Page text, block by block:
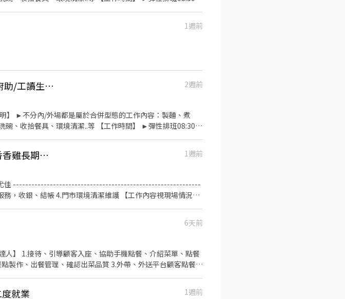
1週前
[日商 丸亀製麵]遠雄新竹店(058) -長期兼職人員/廚助/工讀生/彈性排班
2週前
】 ►不分內/外場都是屬於合併型態的工作內容：製麵、煮
、收拾餐具、環境清潔..等 【工作時間】 ►彈性排班08:30-
📢【新竹廟前店門市】時薪最高可達$225🍗繼光香香雞長期門市服務員
1週前
驗尤佳 -------------------------------------------------------------
，收銀、結帳 4.門市環境清潔維護 【工作內容視現場情況調
6天前
人】 1.接待、引導顧客入座、協助手機點餐、介紹菜單、點餐
製作、出餐管理、確認出菜品質 3.外帶、外送平台顧客點餐服
就業 1週前